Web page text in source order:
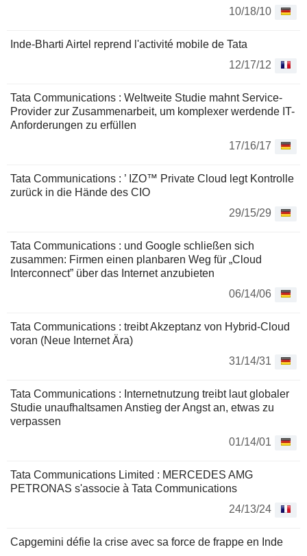
10/18/10
Inde-Bharti Airtel reprend l'activité mobile de Tata
12/17/12
Tata Communications : Weltweite Studie mahnt Service-
Provider zur Zusammenarbeit, um komplexer werdende IT-
Anforderungen zu erfüllen
17/16/17
Tata Communications : ’ IZO™ Private Cloud legt Kontrolle
zurück in die Hände des CIO
29/15/29
Tata Communications : und Google schließen sich
zusammen: Firmen einen planbaren Weg für „Cloud
Interconnect” über das Internet anzubieten
06/14/06
Tata Communications : treibt Akzeptanz von Hybrid-Cloud
voran (Neue Internet Ära)
31/14/31
Tata Communications : Internetnutzung treibt laut globaler
Studie unaufhaltsamen Anstieg der Angst an, etwas zu
verpassen
01/14/01
Tata Communications Limited : MERCEDES AMG
PETRONAS s'associe à Tata Communications
24/13/24
Capgemini défie la crise avec sa force de frappe en Inde